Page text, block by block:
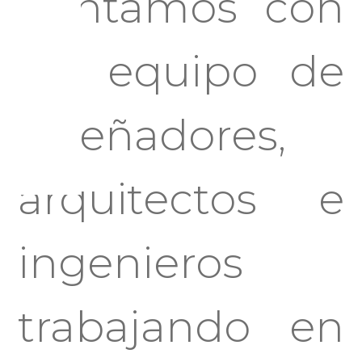
un equipo de
diseñadores,
arquitectos e
ingenieros
trabajando en